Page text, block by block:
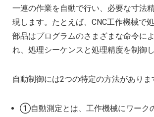
一連の作業を自動で行い、必要な寸法
現します。たとえば、CNC工作機械で処
部品はプログラムのさまざまな命令に
れ、処理シーケンスと処理精度を制御し
自動制御には2つの特定の方法がありま
①自動測定とは、工作機械にワーク